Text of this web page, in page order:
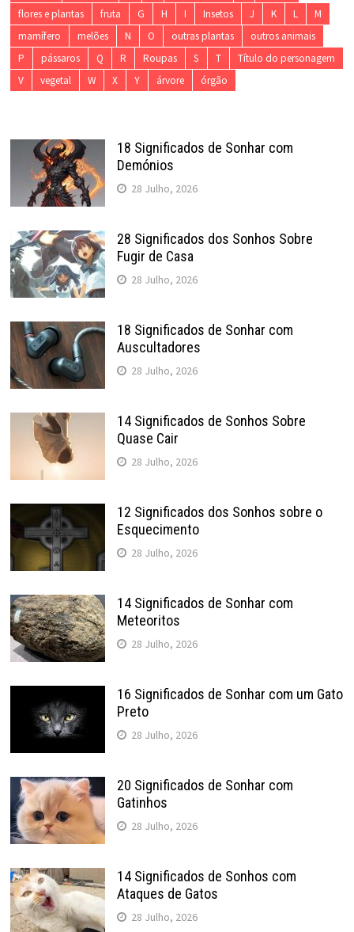
flores e plantas
fruta G H I Insetos J K L
M
mamífero
melões N O outras plantas
outros animais
P
pássaros Q R Roupas S T
Título do personagem
V
vegetal W X Y árvore órgão
18 Significados de Sonhar com
Demónios
28 Julho, 2026
28 Significados dos Sonhos Sobre
Fugir de Casa
28 Julho, 2026
18 Significados de Sonhar com
Auscultadores
28 Julho, 2026
14 Significados de Sonhos Sobre
Quase Cair
28 Julho, 2026
12 Significados dos Sonhos sobre o
Esquecimento
28 Julho, 2026
14 Significados de Sonhar com
Meteoritos
28 Julho, 2026
16 Significados de Sonhar com um Gato
Preto
28 Julho, 2026
20 Significados de Sonhar com
Gatinhos
28 Julho, 2026
14 Significados de Sonhos com
Ataques de Gatos
28 Julho, 2026